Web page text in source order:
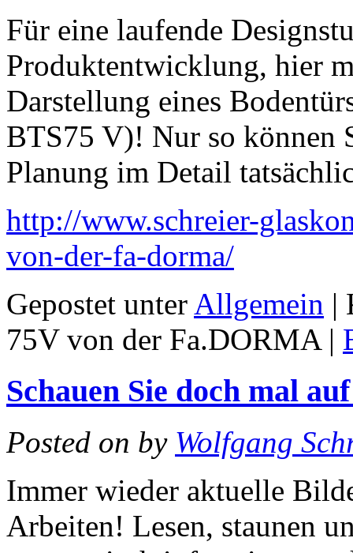
Für eine laufende
Produktentwicklung, hier
Darstellung eines
BTS75 V)! Nur so können
Planung im Detail
http://www.schreier-
von-der-fa-dorma/
Gepostet unter Allgemein |
75V von der Fa.DORMA |
Schauen Sie doch mal
Posted on by Wolfgang
Immer wieder aktuelle
Arbeiten! Lesen, staunen